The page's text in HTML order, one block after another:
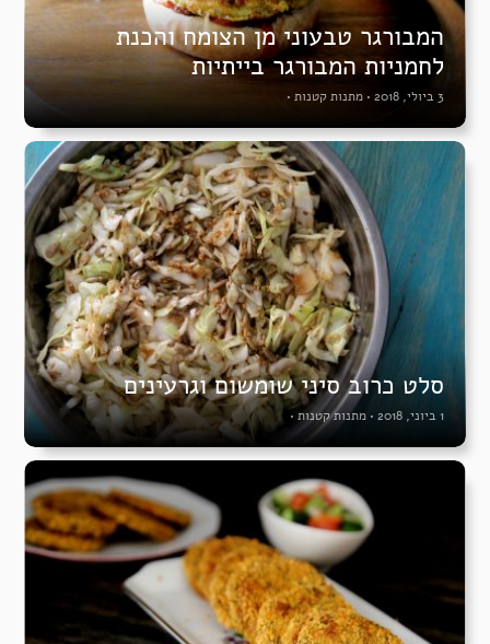
המבורגר טבעוני מן הצומח והכנת
לחמניות המבורגר בייתיות
3 ביולי, 2018 • מתנות קטנות •
סלט כרוב סיני שומשום וגרעינים
1 ביוני, 2018 • מתנות קטנות •